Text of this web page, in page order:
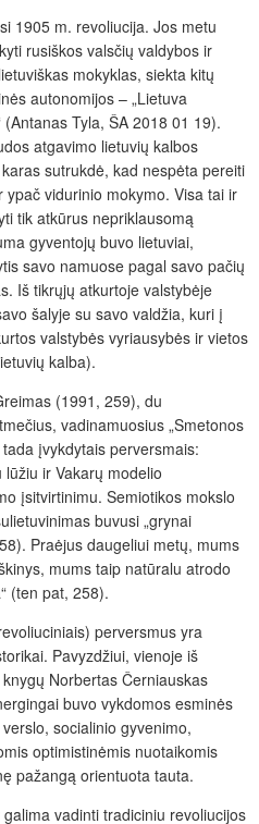
1905 m. revoliucija. Jos metu
rusiškos valsčių valdybos ir
mokyklas, siekta kitų
autonomijos – „Lietuva
Tyla, ŠA 2018 01 19).
atgavimo lietuvių kalbos
sutrukdė, kad nespėta pereiti
vidurinio mokymo. Visa tai ir
tik atkūrus nepriklausomą
gyventojų buvo lietuviai,
savo namuose pagal savo pačių
Iš tikrųjų atkurtoje valstybėje
šalyje su savo valdžia, kuri į
valstybės vyriausybės ir vietos
kalba).
(1991, 259), du
vadinamuosius „Smetonos
įvykdytais perversmais:
ir Vakarų modelio
įsitvirtinimu. Semiotikos mokslo
buvusi „grynai
Praėjus daugeliui metų, mums
mums taip natūralu atrodo
(ten pat, 258).
perversmus yra
Pavyzdžiui, vienoje iš
Norbertas Černiauskas
buvo vykdomos esminės
socialinio gyvenimo,
optimistinėmis nuotaikomis
pažangą orientuota tauta.
vadinti tradiciniu revoliucijos